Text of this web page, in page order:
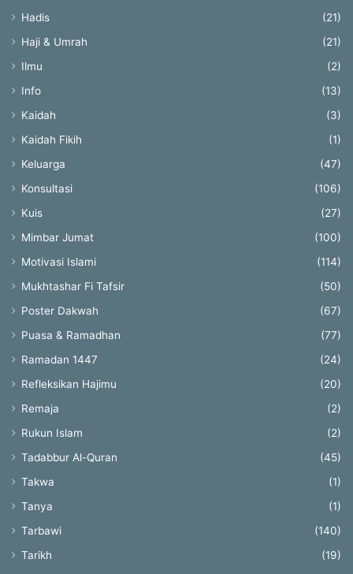
Hadis
(21)
Haji & Umrah
(21)
Ilmu
(2)
Info
(13)
Kaidah
(3)
Kaidah Fikih
(1)
Keluarga
(47)
Konsultasi
(106)
Kuis
(27)
Mimbar Jumat
(100)
Motivasi Islami
(114)
Mukhtashar Fi Tafsir
(50)
Poster Dakwah
(67)
Puasa & Ramadhan
(77)
Ramadan 1447
(24)
Refleksikan Hajimu
(20)
Remaja
(2)
Rukun Islam
(2)
Tadabbur Al-Quran
(45)
Takwa
(1)
Tanya
(1)
Tarbawi
(140)
Tarikh
(19)